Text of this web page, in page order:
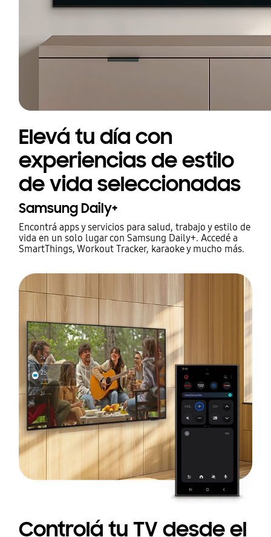
Elevá tu día con
experiencias de estilo
de vida seleccionadas
Samsung Daily+
Encontrá apps y servicios para salud, trabajo y estilo de
vida en un solo lugar con Samsung Daily+. Accedé a
SmartThings, Workout Tracker, karaoke y mucho más.
Controlá tu TV desde el